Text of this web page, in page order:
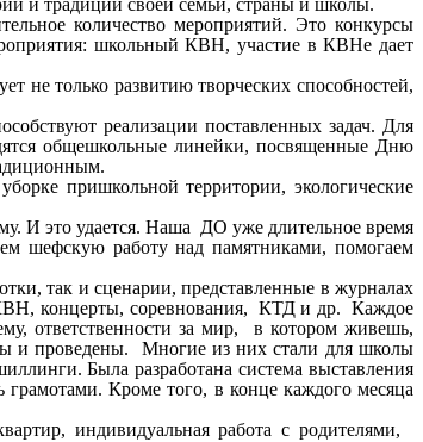
и традиций своей семьи, страны и школы.
количество мероприятий. Это конкурсы
школьный КВН, участие в КВНе дает
не только развитию творческих способностей,
реализации поставленных задач. Для
общешкольные линейки, посвященные Дню
пришкольной территории, экологические
И это удается. Наша ДО уже длительное время
шефскую работу над памятниками, помогаем
так и сценарии, представленные в журналах
концерты, соревнования, КТД и др. Каждое
ответственности за мир, в котором живешь,
и проведены. Многие из них стали для школы
Была разработана система выставления
грамотами. Кроме того, в конце каждого месяца
индивидуальная работа с родителями,